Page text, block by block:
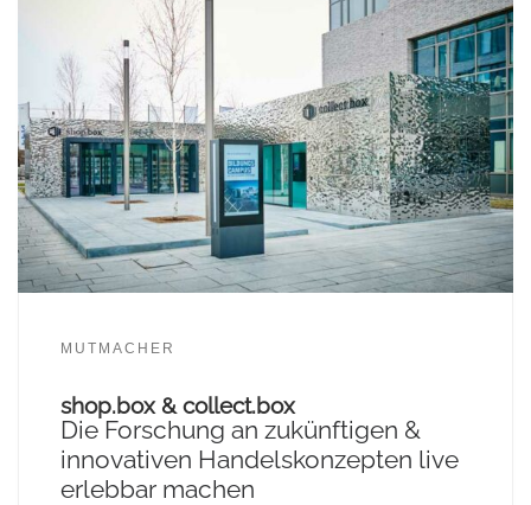
MUTMACHER
shop.box & collect.box
Die Forschung an zukünftigen &
innovativen Handelskonzepten live
erlebbar machen